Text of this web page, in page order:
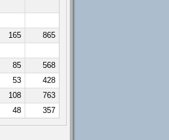
165
865
85
568
53
428
108
763
48 357